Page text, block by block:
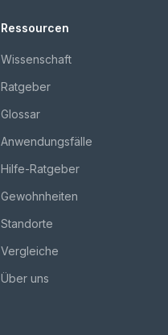
Ressourcen
Wissenschaft
Ratgeber
Glossar
Anwendungsfälle
Hilfe-Ratgeber
Gewohnheiten
Standorte
Vergleiche
Über uns